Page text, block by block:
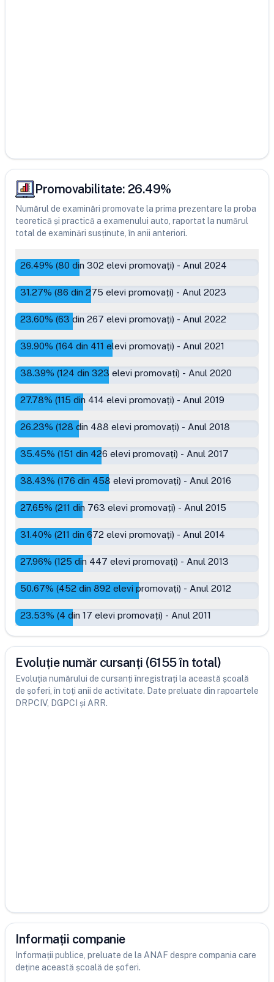
Promovabilitate: 26.49%
Numărul de examinări promovate la prima prezentare la proba
teoretică și practică a examenului auto, raportat la numărul
total de examinări susținute, în anii anteriori.
26.49% (80 din 302 elevi promovați) - Anul 2024
31.27% (86 din 275 elevi promovați) - Anul 2023
23.60% (63 din 267 elevi promovați) - Anul 2022
39.90% (164 din 411 elevi promovați) - Anul 2021
38.39% (124 din 323 elevi promovați) - Anul 2020
27.78% (115 din 414 elevi promovați) - Anul 2019
26.23% (128 din 488 elevi promovați) - Anul 2018
35.45% (151 din 426 elevi promovați) - Anul 2017
38.43% (176 din 458 elevi promovați) - Anul 2016
27.65% (211 din 763 elevi promovați) - Anul 2015
31.40% (211 din 672 elevi promovați) - Anul 2014
27.96% (125 din 447 elevi promovați) - Anul 2013
50.67% (452 din 892 elevi promovați) - Anul 2012
23.53% (4 din 17 elevi promovați) - Anul 2011
Evoluție număr cursanți (6155 în total)
Evoluția numărului de cursanți înregistrați la această școală
de șoferi, în toți anii de activitate. Date preluate din rapoartele
DRPCIV, DGPCI și ARR.
Informații companie
Informații publice, preluate de la ANAF despre compania care
deține această școală de șoferi.